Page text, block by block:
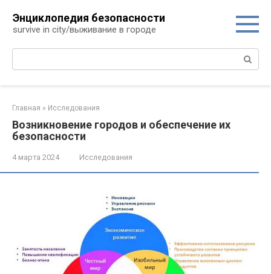
контенту
Энциклопедия безопасности
survive in city/выживание в городе
Поиск:
Главная » Исследования
Возникновение городов и обеспечение их
безопасности
4 марта 2024 Исследования